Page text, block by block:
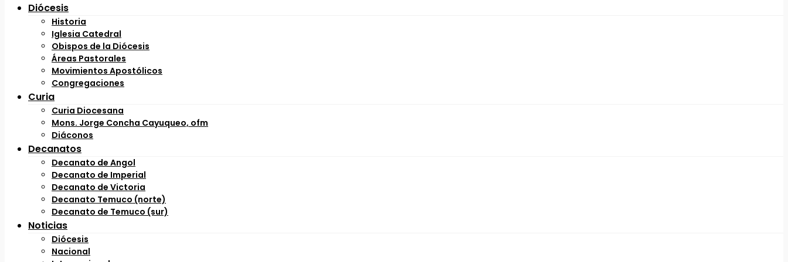
Diócesis
Historia
Iglesia Catedral
Obispos de la Diócesis
Áreas Pastorales
Movimientos Apostólicos
Congregaciones
Curia
Curia Diocesana
Mons. Jorge Concha Cayuqueo, ofm
Diáconos
Decanatos
Decanato de Angol
Decanato de Imperial
Decanato de Victoria
Decanato Temuco (norte)
Decanato de Temuco (sur)
Noticias
Diócesis
Nacional